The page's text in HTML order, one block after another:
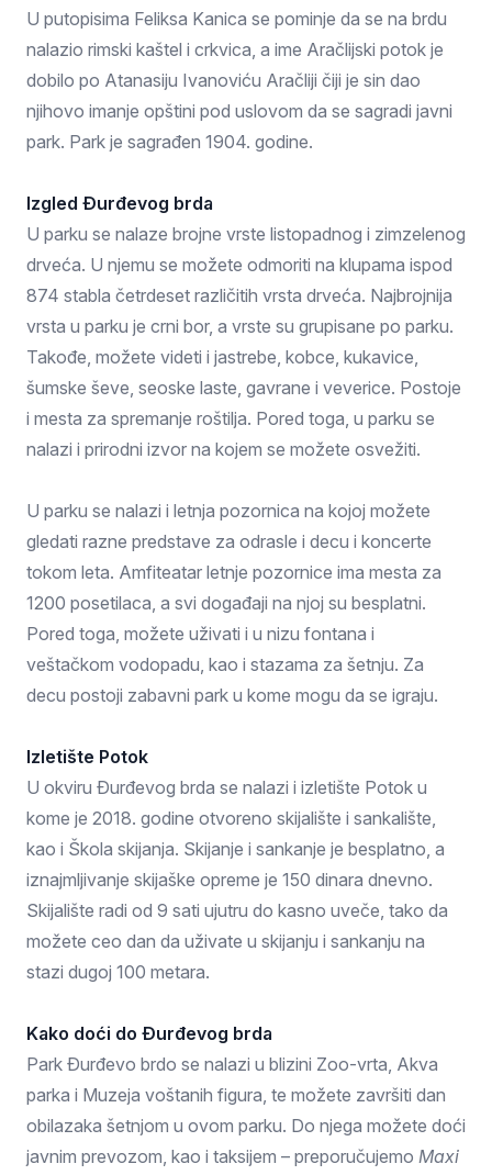
U putopisima Feliksa Kanica se pominje da se na brdu
nalazio rimski kaštel i crkvica, a ime Aračlijski potok je
dobilo po Atanasiju Ivanoviću Aračliji čiji je sin dao
njihovo imanje opštini pod uslovom da se sagradi javni
park. Park je sagrađen 1904. godine.
Izgled Đurđevog brda
U parku se nalaze brojne vrste listopadnog i zimzelenog
drveća. U njemu se možete odmoriti na klupama ispod
874 stabla četrdeset različitih vrsta drveća. Najbrojnija
vrsta u parku je crni bor, a vrste su grupisane po parku.
Takođe, možete videti i jastrebe, kobce, kukavice,
šumske ševe, seoske laste, gavrane i veverice. Postoje
i mesta za spremanje roštilja. Pored toga, u parku se
nalazi i prirodni izvor na kojem se možete osvežiti.
U parku se nalazi i letnja pozornica na kojoj možete
gledati razne predstave za odrasle i decu i koncerte
tokom leta. Amfiteatar letnje pozornice ima mesta za
1200 posetilaca, a svi događaji na njoj su besplatni.
Pored toga, možete uživati i u nizu fontana i
veštačkom vodopadu, kao i stazama za šetnju. Za
decu postoji zabavni park u kome mogu da se igraju.
Izletište Potok
U okviru Đurđevog brda se nalazi i izletište Potok u
kome je 2018. godine otvoreno skijalište i sankalište,
kao i Škola skijanja. Skijanje i sankanje je besplatno, a
iznajmljivanje skijaške opreme je 150 dinara dnevno.
Skijalište radi od 9 sati ujutru do kasno uveče, tako da
možete ceo dan da uživate u skijanju i sankanju na
stazi dugoj 100 metara.
Kako doći do Đurđevog brda
Park Đurđevo brdo se nalazi u blizini Zoo-vrta, Akva
parka i Muzeja voštanih figura, te možete završiti dan
obilazaka šetnjom u ovom parku. Do njega možete doći
javnim prevozom, kao i taksijem – preporučujemo Maxi